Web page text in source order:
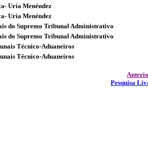
Uría Menéndez
Uría Menéndez
do Supremo Tribunal Administrativo
do Supremo Tribunal Administrativo
Técnico-Aduaneiros
Técnico-Aduaneiros
Pesquisa